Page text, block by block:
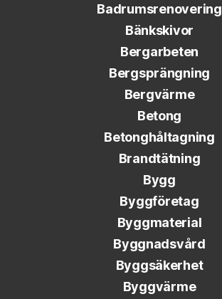
Badrumsrenovering
Bänkskivor
Bergarbeten
Bergsprängning
Bergvärme
Betong
Betonghåltagning
Brandtätning
Bygg
Byggföretag
Byggmaterial
Byggnadsvård
Byggsäkerhet
Byggvärme